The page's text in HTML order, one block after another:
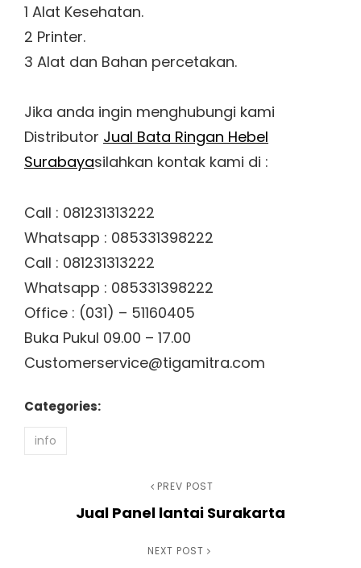
1 Alat Kesehatan.
2 Printer.
3 Alat dan Bahan percetakan.
Jika anda ingin menghubungi kami
Distributor Jual Bata Ringan Hebel
Surabayasilahkan kontak kami di :
Call : 081231313222
Whatsapp : 085331398222
Call : 081231313222
Whatsapp : 085331398222
Office : (031) – 51160405
Buka Pukul 09.00 – 17.00
Customerservice@tigamitra.com
Categories:
info
PREV POST
Jual Panel lantai Surakarta
NEXT POST